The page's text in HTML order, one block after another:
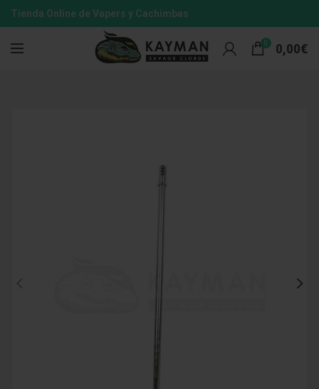
Tienda Online de Vapers y Cachimbas
0 0,00€